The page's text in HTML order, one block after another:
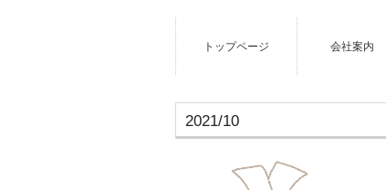
トップページ 会社案内
2021/10